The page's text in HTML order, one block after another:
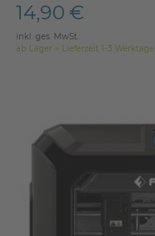
14,90 €
inkl. ges. MwSt.
ab Lager > Lieferzeit 1-3 Werktage